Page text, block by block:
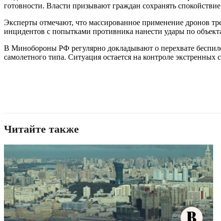
готовности. Власти призывают граждан сохранять
Эксперты отмечают, что массированное применение дронов
инцидентов с попытками противника нанести удары по
В Минобороны РФ регулярно докладывают о перехвате
самолетного типа. Ситуация остается на контроле экстренных
Читайте также